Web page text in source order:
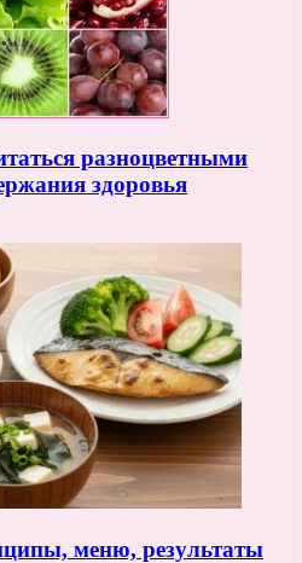
разноцветными
здоровья
меню, результаты